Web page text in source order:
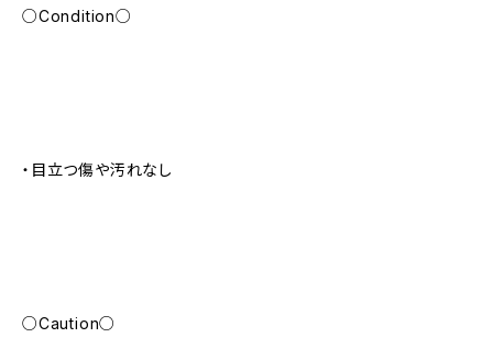
○Condition○
・目立つ傷や汚れなし
○Caution○